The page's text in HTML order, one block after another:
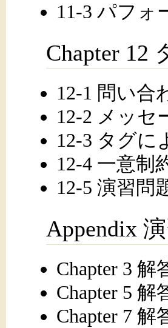
11-3 パフォ
Chapter 12
12-1 問い合
12-2 メッセ
12-3 タグに
12-4 一意制
12-5 演習問
Appendix
Chapter 3 解
Chapter 5 解
Chapter 7 解